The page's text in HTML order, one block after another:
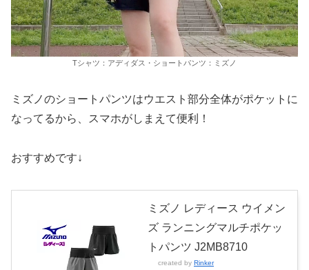
Tシャツ：アディダス・ショートパンツ：ミズノ
ミズノのショートパンツはウエスト部分全体がポケットに
なってるから、スマホがしまえて便利！
おすすめです↓
ミズノ レディース ウイメン
ズ ランニングマルチポケッ
トパンツ J2MB8710
created by Rinker